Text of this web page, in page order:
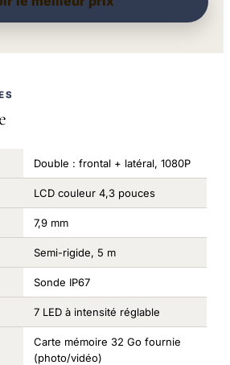
Double : frontal + latéral, 1080P
LCD couleur 4,3 pouces
7,9 mm
Semi-rigide, 5 m
Sonde IP67
7 LED à intensité réglable
Carte mémoire 32 Go fournie
(photo/vidéo)